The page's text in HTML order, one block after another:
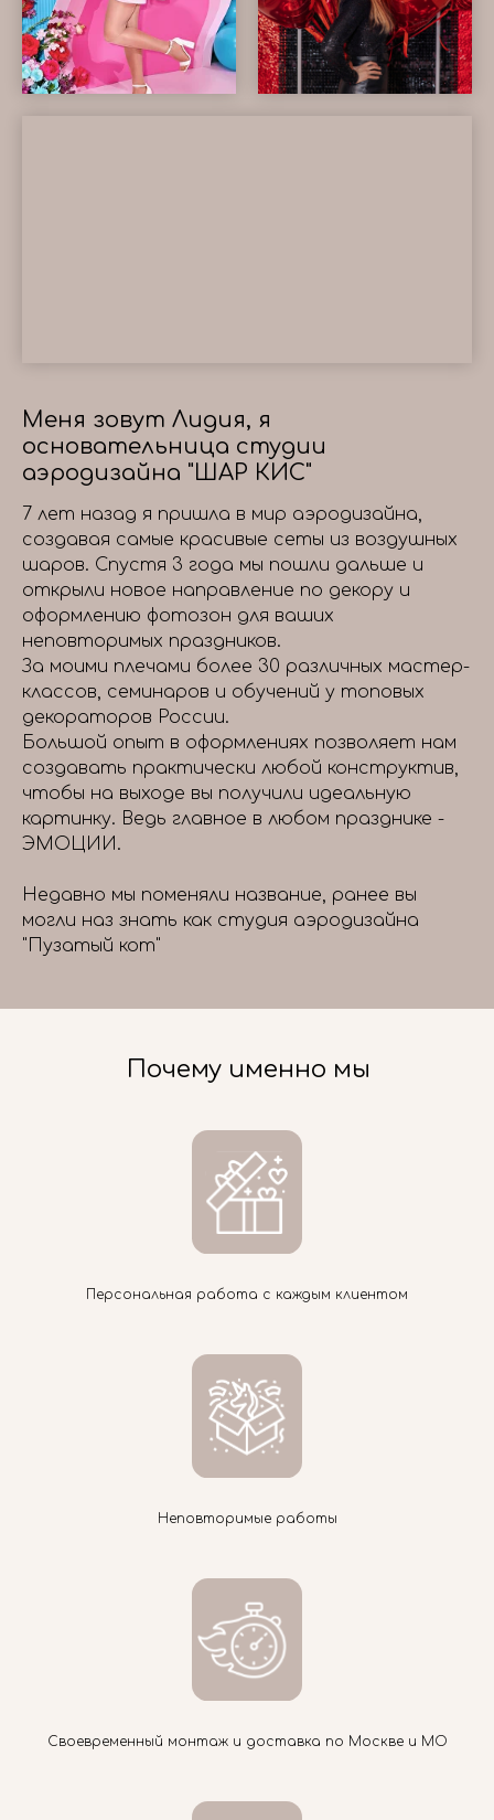
Меня зовут Лидия, я
основательница студии
аэродизайна "ШАР КИС"
7 лет назад я пришла в мир аэродизайна,
создавая самые красивые сеты из воздушных
шаров. Спустя 3 года мы пошли дальше и
открыли новое направление по декору и
оформлению фотозон для ваших
неповторимых праздников.
За моими плечами более 30 различных мастер-
классов, семинаров и обучений у топовых
декораторов России.
Большой опыт в оформлениях позволяет нам
создавать практически любой конструктив,
чтобы на выходе вы получили идеальную
картинку. Ведь главное в любом празднике -
ЭМОЦИИ.
Недавно мы поменяли название, ранее вы
могли наз знать как студия аэродизайна
"Пузатый кот"
Почему именно мы
Персональная работа с каждым клиентом
Неповторимые работы
Своевременный монтаж и доставка по Москве и МО